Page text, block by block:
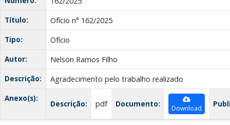
Título:
Ofício n° 162/2025
Tipo:
Ofício
Autor:
Nelson Ramos Filho
Descrição:
Agradecimento pelo trabalho realizado
Anexo(s):
Descrição: pdf Documento: Download